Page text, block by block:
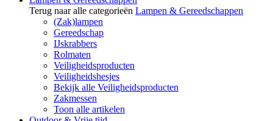
Terug naar alle categorieën Lampen & Gereedschappen
(Zak)lampen
Gereedschap
IJskrabbers
Rolmaten
Veiligheidsproducten
Veiligheidshesjes
Bekijk alle Veiligheidsproducten
Zakmessen
Toon alle artikelen